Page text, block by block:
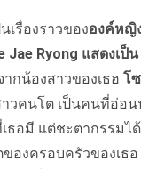
องราวขององค์หญิ
Jae Ryong แสดงเป็
ากน้องสาวของเธฮโ
าวคนโต เป็นคนที่อ่
ธอมี แต่ชะตากรรม
องครอบครัวของเธ